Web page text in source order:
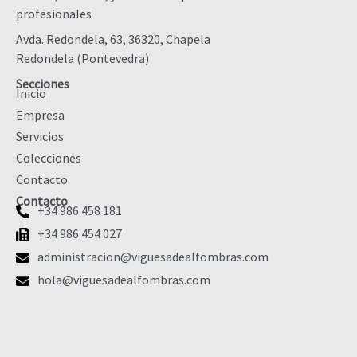
profesionales
Avda. Redondela, 63, 36320, Chapela
Redondela (Pontevedra)
Secciones
Inicio
Empresa
Servicios
Colecciones
Contacto
Contacto
+34 986 458 181
+34 986 454 027
administracion@viguesadealfombras.com
hola@viguesadealfombras.com